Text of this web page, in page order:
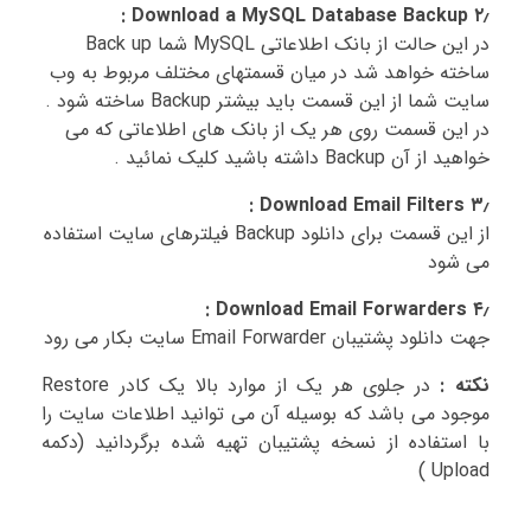
۲٫ Download a MySQL Database Backup :
در این حالت از بانک اطلاعاتی MySQL شما Back up
ساخته خواهد شد در میان قسمتهای مختلف مربوط به وب
سایت شما از این قسمت باید بیشتر Backup ساخته شود .
در این قسمت روی هر یک از بانک های اطلاعاتی که می
خواهید از آن Backup داشته باشید کلیک نمائید .
۳٫ Download Email Filters :
از این قسمت برای دانلود Backup فیلترهای سایت استفاده
می شود
۴٫ Download Email Forwarders :
جهت دانلود پشتیبان Email Forwarder سایت بکار می رود
نکته :
در جلوی هر یک از موارد بالا یک کادر Restore
موجود می باشد که بوسیله آن می توانید اطلاعات سایت را
با استفاده از نسخه پشتیبان تهیه شده برگردانید (دکمه
Upload )